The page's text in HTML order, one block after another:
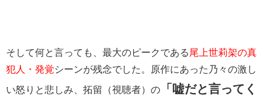
そして何と言っても、最大のピークである 尾上世莉架の真
犯人・発覚シーンが残念でした。原作にあった乃々の激し
い怒りと悲しみ、拓留（視聴者）の
「嘘だと言ってく